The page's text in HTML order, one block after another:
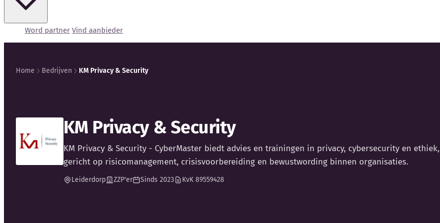
Word partner Vind aanbieder
Home Bedrijven KM Privacy & Security
KM Privacy & Security
KM Privacy & Security - CyberMaster biedt advies en trainingen in privacy, cybersecurity en ethiek,
gericht op risicomanagement, crisisvoorbereiding en bewustwording binnen organisaties.
Leiderdorp ZZP'er Sinds 2023 KvK 89559428